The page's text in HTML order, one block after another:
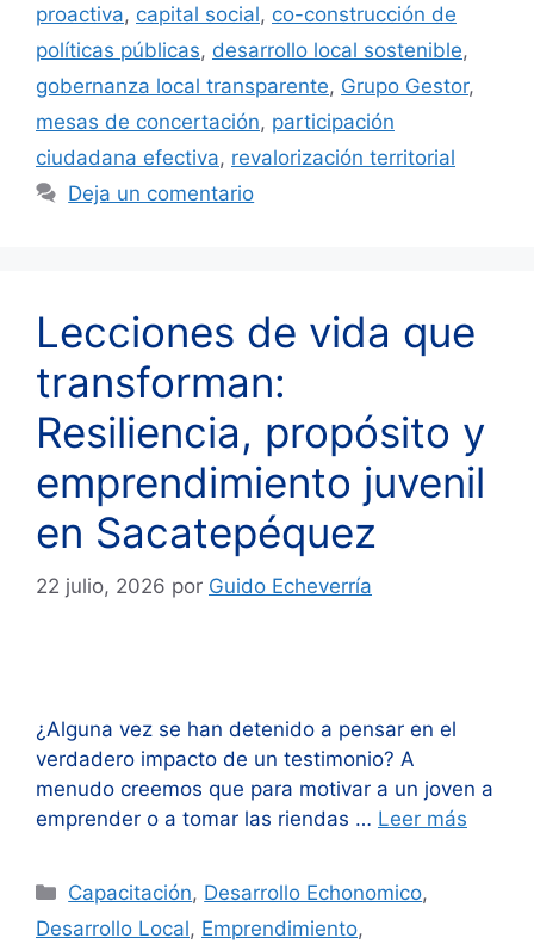
proactiva, capital social, co-construcción de
políticas públicas, desarrollo local sostenible,
gobernanza local transparente, Grupo Gestor,
mesas de concertación, participación
ciudadana efectiva, revalorización territorial
Deja un comentario
Lecciones de vida que
transforman:
Resiliencia, propósito y
emprendimiento juvenil
en Sacatepéquez
22 julio, 2026 por Guido Echeverría
¿Alguna vez se han detenido a pensar en el
verdadero impacto de un testimonio? A
menudo creemos que para motivar a un joven a
emprender o a tomar las riendas … Leer más
Categorías
Capacitación, Desarrollo Echonomico,
Desarrollo Local, Emprendimiento,